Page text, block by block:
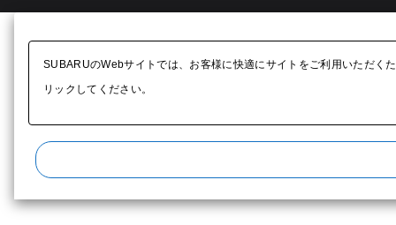
SUBARUのWebサイトでは、お客様に快適にサイトをご利用いただく
リックしてください。​